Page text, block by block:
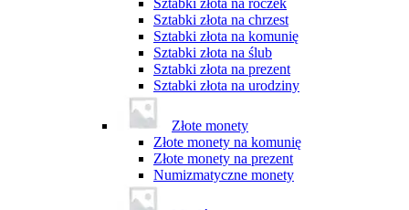
Sztabki złota na roczek
Sztabki złota na chrzest
Sztabki złota na komunię
Sztabki złota na ślub
Sztabki złota na prezent
Sztabki złota na urodziny
Złote monety
Złote monety na komunię
Złote monety na prezent
Numizmatyczne monety